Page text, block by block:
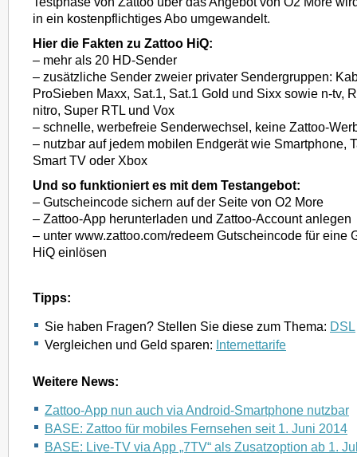
in ein kostenpflichtiges Abo umgewandelt.
Hier die Fakten zu Zattoo HiQ:
– mehr als 20 HD-Sender
– zusätzliche Sender zweier privater Sendergruppen:
ProSieben Maxx, Sat.1, Sat.1 Gold und Sixx sowie n-tv,
nitro, Super RTL und Vox
– schnelle, werbefreie Senderwechsel, keine Zattoo-
– nutzbar auf jedem mobilen Endgerät wie Smartphone,
Smart TV oder Xbox
Und so funktioniert es mit dem Testangebot:
– Gutscheincode sichern auf der Seite von O2 More
– Zattoo-App herunterladen und Zattoo-Account anlegen
– unter www.zattoo.com/redeem Gutscheincode für eine
HiQ einlösen
Tipps:
Sie haben Fragen? Stellen Sie diese zum Thema: DSL
Vergleichen und Geld sparen: Internettarife
Weitere News:
Zattoo-App nun auch via Android-Smartphone nutzbar
BASE: Zattoo für mobiles Fernsehen seit 1. Juni 2014
BASE: Live-TV via App „7TV“ als Zusatzoption ab 1.